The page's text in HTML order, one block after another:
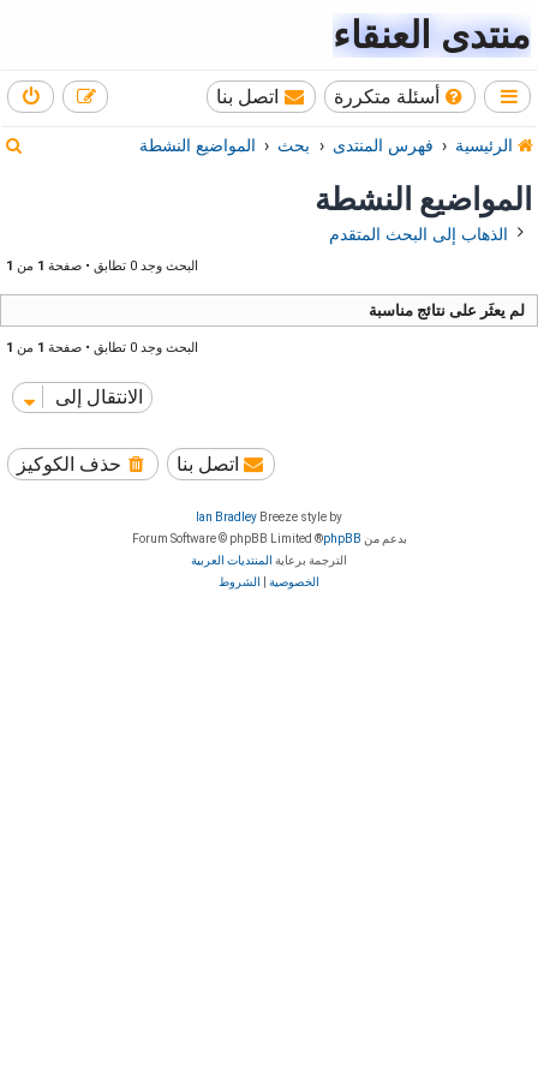
منتدى العنقاء
أسئلة متكررة اتصل بنا
الرئيسية فهرس المنتدى بحث المواضيع النشطة
المواضيع النشطة
الذهاب إلى البحث المتقدم
البحث وجد 0 تطابق • صفحة 1 من 1
لم يعثَر على نتائج مناسبة
البحث وجد 0 تطابق • صفحة 1 من 1
الانتقال إلى
حذف الكوكيز اتصل بنا
Breeze style by
Ian Bradley
بدعم من phpBB
® Forum Software © phpBB Limited
الترجمة برعاية المنتديات العربية
الخصوصية
الشروط